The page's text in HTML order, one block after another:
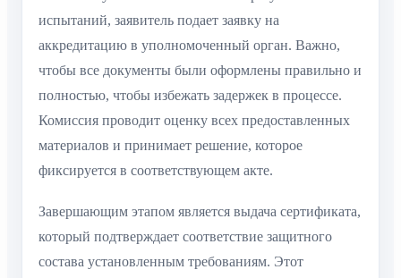
испытаний, заявитель подает заявку на
аккредитацию в уполномоченный орган. Важно,
чтобы все документы были оформлены правильно и
полностью, чтобы избежать задержек в процессе.
Комиссия проводит оценку всех предоставленных
материалов и принимает решение, которое
фиксируется в соответствующем акте.
Завершающим этапом является выдача сертификата,
который подтверждает соответствие защитного
состава установленным требованиям. Этот